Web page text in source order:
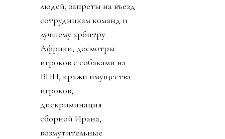
людей, запреты на въезд
сотрудникам команд и
лучшему арбитру
Африки, досмотры
игроков с собаками на
ВПП, кражи имущества
игроков,
дискриминация
сборной Ирана,
возмутительные